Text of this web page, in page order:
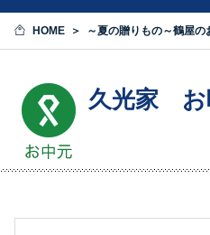
HOME ～夏の贈りもの～鶴屋の
久光家 お